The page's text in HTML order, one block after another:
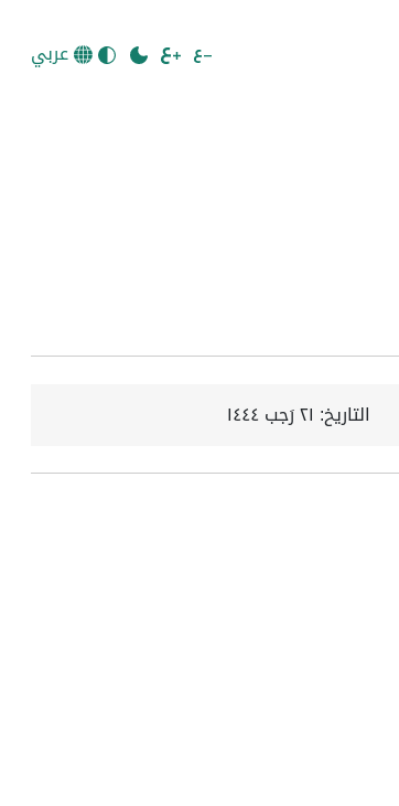
عربي
التاريخ: ٢١ رَجب ١٤٤٤